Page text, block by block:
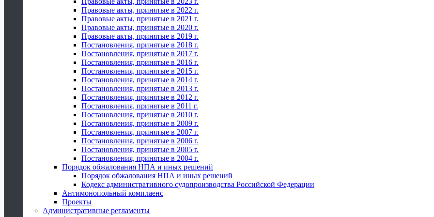
Правовые акты, принятые в 2022 г.
Правовые акты, принятые в 2021 г.
Правовые акты, принятые в 2020 г.
Правовые акты, принятые в 2019 г.
Постановления, принятые в 2018 г.
Постановления, принятые в 2017 г.
Постановления, принятые в 2016 г.
Постановления, принятые в 2015 г.
Постановления, принятые в 2014 г.
Постановления, принятые в 2013 г.
Постановления, принятые в 2012 г.
Постановления, принятые в 2011 г.
Постановления, принятые в 2010 г.
Постановления, принятые в 2009 г.
Постановления, принятые в 2007 г.
Постановления, принятые в 2006 г.
Постановления, принятые в 2005 г.
Постановления, принятые в 2004 г.
Порядок обжалования НПА и иных решений
Порядок обжалования НПА и иных решений
Кодекс административного судопроизводства Российской Федерации
Антимонопольный комплаенс
Проекты
Административные регламенты